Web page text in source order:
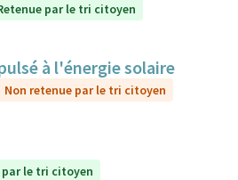
par le tri citoyen
à l'énergie solaire
Non retenue par le tri citoyen
par le tri citoyen